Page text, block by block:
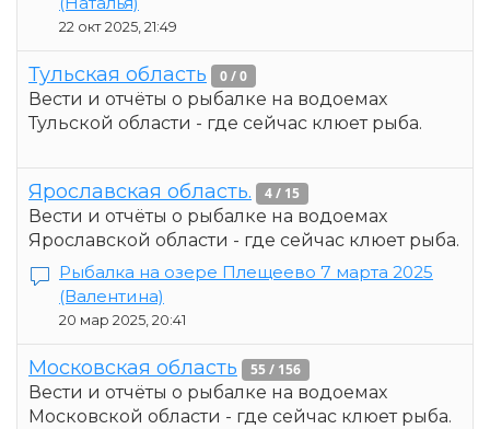
22 окт 2025, 21:49
Тульская область 0 / 0
Вести и отчёты о рыбалке на водоемах
Тульской области - где сейчас клюет рыба.
Ярославская область. 4 / 15
Вести и отчёты о рыбалке на водоемах
Ярославской области - где сейчас клюет рыба.
Рыбалка на озере Плещеево 7 марта 2025
(Валентина)
20 мар 2025, 20:41
Московская область 55 / 156
Вести и отчёты о рыбалке на водоемах
Московской области - где сейчас клюет рыба.